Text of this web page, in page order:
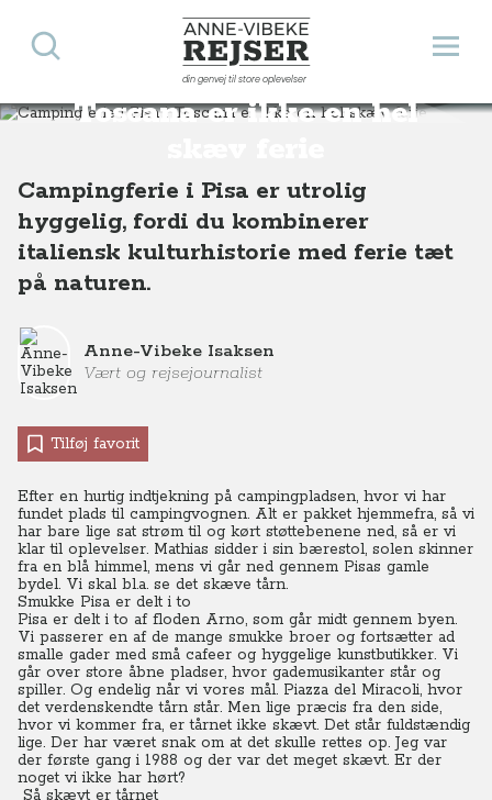
Anne-Vibeke Rejser
din genvej til store oplevelser
Åbn
Søg
Campingferie i Pisa i
Toscana er ikke en hel
Destinationer Europa Italien Toscana Campingferie i Pisa i Toscana er ikke en hel skæv ferie
Campingferie i Pisa er utrolig
hyggelig, fordi du kombinerer
italiensk kulturhistorie med ferie tæt
på naturen.
Anne-Vibeke Isaksen
Vært og rejsejournalist
Tilføj favorit
Efter en hurtig indtjekning på campingpladsen, hvor vi har
fundet plads til campingvognen. Alt er pakket hjemmefra, så vi
har bare lige sat strøm til og kørt støttebenene ned, så er vi
klar til oplevelser. Mathias sidder i sin bærestol, solen skinner
fra en blå himmel, mens vi går ned gennem Pisas gamle
bydel. Vi skal bl.a. se det skæve tårn.
Smukke Pisa er delt i to
Pisa er delt i to af floden Arno, som går midt gennem byen.
Vi passerer en af de mange smukke broer og fortsætter ad
smalle gader med små cafeer og hyggelige kunstbutikker. Vi
går over store åbne pladser, hvor gademusikanter står og
spiller. Og endelig når vi vores mål. Piazza del Miracoli, hvor
det verdenskendte tårn står. Men lige præcis fra den side,
hvor vi kommer fra, er tårnet ikke skævt. Det står fuldstændig
lige. Der har været snak om at det skulle rettes op. Jeg var
der første gang i 1988 og der var det meget skævt. Er der
noget vi ikke har hørt?
Så skævt er tårnet